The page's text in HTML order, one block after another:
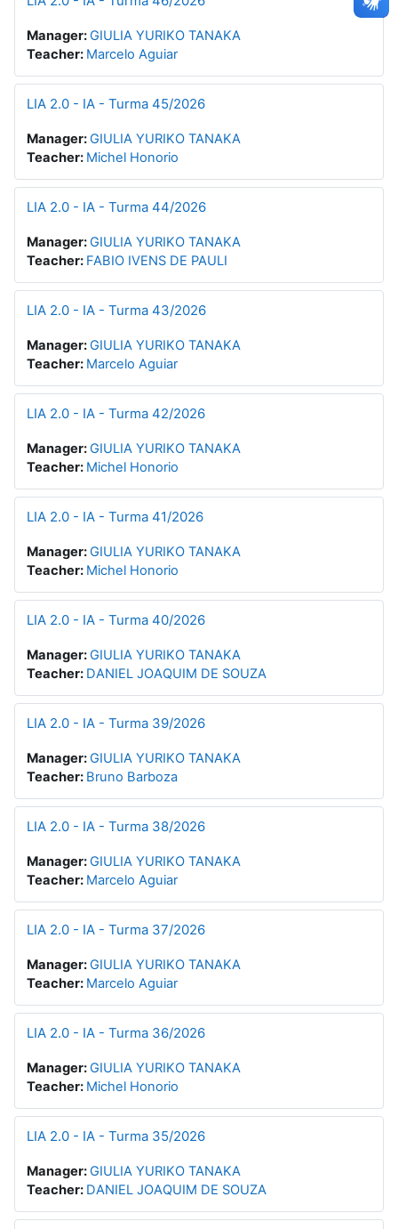
Manager:GIULIA YURIKO TANAKA
Teacher: Marcelo Aguiar
LIA 2.0 - IA - Turma 45/2026
Manager:GIULIA YURIKO TANAKA
Teacher: Michel Honorio
LIA 2.0 - IA - Turma 44/2026
Manager:GIULIA YURIKO TANAKA
Teacher: FABIO IVENS DE PAULI
LIA 2.0 - IA - Turma 43/2026
Manager:GIULIA YURIKO TANAKA
Teacher: Marcelo Aguiar
LIA 2.0 - IA - Turma 42/2026
Manager:GIULIA YURIKO TANAKA
Teacher: Michel Honorio
LIA 2.0 - IA - Turma 41/2026
Manager:GIULIA YURIKO TANAKA
Teacher: Michel Honorio
LIA 2.0 - IA - Turma 40/2026
Manager:GIULIA YURIKO TANAKA
Teacher: DANIEL JOAQUIM DE SOUZA
LIA 2.0 - IA - Turma 39/2026
Manager:GIULIA YURIKO TANAKA
Teacher: Bruno Barboza
LIA 2.0 - IA - Turma 38/2026
Manager:GIULIA YURIKO TANAKA
Teacher: Marcelo Aguiar
LIA 2.0 - IA - Turma 37/2026
Manager:GIULIA YURIKO TANAKA
Teacher: Marcelo Aguiar
LIA 2.0 - IA - Turma 36/2026
Manager:GIULIA YURIKO TANAKA
Teacher: Michel Honorio
LIA 2.0 - IA - Turma 35/2026
Manager:GIULIA YURIKO TANAKA
Teacher: DANIEL JOAQUIM DE SOUZA